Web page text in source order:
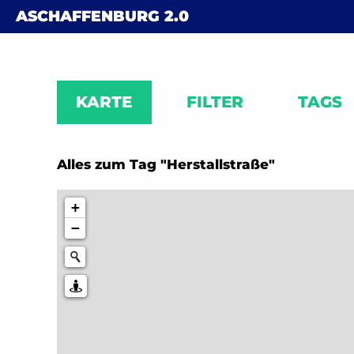
Skip to content
ASCHAFFENBURG 2.0
KARTE FILTER TAGS
Alles zum Tag "Herstallstraße"
+
−